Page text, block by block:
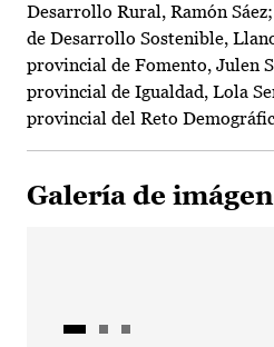
Desarrollo Rural, Ramón
de Desarrollo Sostenible,
provincial de Fomento, Julen
provincial de Igualdad, Lola
provincial del Reto
Galería de